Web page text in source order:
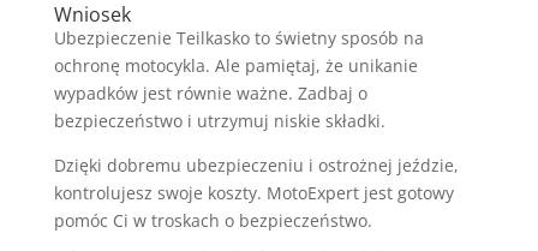
Wniosek
Ubezpieczenie Teilkasko to świetny sposób na
ochronę motocykla. Ale pamiętaj, że unikanie
wypadków jest równie ważne. Zadbaj o
bezpieczeństwo i utrzymuj niskie składki.
Dzięki dobremu ubezpieczeniu i ostrożnej jeździe,
kontrolujesz swoje koszty. MotoExpert jest gotowy
pomóc Ci w troskach o bezpieczeństwo.